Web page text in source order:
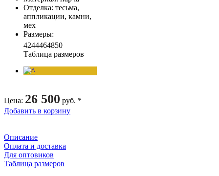
Отделка: тесьма,
аппликации, камни,
мех
Размеры:
4244464850
Таблица размеров
Цена: 26 500 руб. *
Добавить в корзину
Описание
Оплата и доставка
Для оптовиков
Таблица размеров